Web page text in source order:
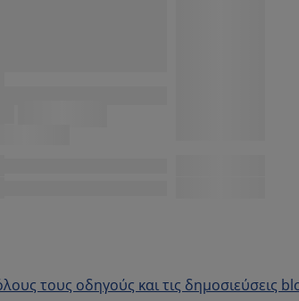
τους οδηγούς και τις δημοσιεύσεις